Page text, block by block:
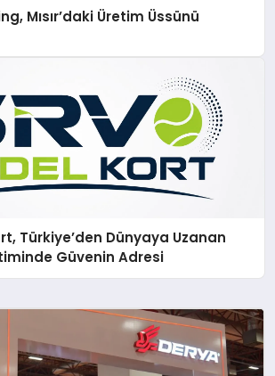
Mısır’daki Üretim Üssünü
Türkiye’den Dünyaya Uzanan
Güvenin Adresi